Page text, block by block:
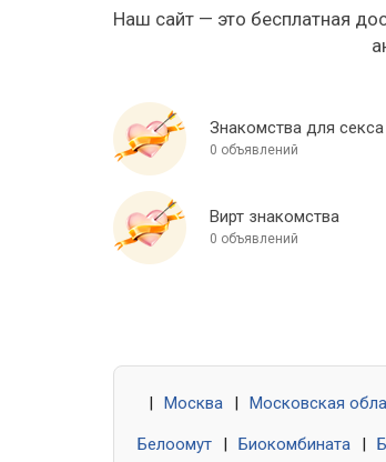
Наш сайт — это бесплатная
Знакомства для секса
0 объявлений
Вирт знакомства
0 объявлений
Москва Московская
Белоомут Биокомбината